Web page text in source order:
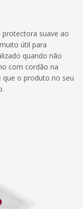
suave ao
útil para
quando não
com cordão na
que o produto no seu